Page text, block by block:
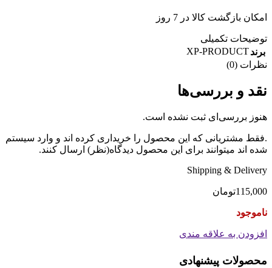
امکان بازگشت کالا در 7 روز
توضیحات تکمیلی
برندXP-PRODUCT
نظرات (0)
نقد و بررسی‌ها
هنوز بررسی‌ای ثبت نشده است.
.فقط مشتریانی که این محصول را خریداری کرده اند و وارد سیستم
شده اند میتوانند برای این محصول دیدگاه(نظر) ارسال کنند.
Shipping & Delivery
115,000تومان
ناموجود
افزودن به علاقه مندی
محصولات پیشنهادی